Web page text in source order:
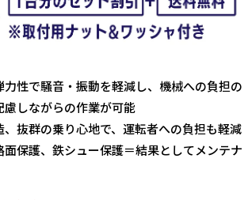
性で騒音・振動を軽減し、機械への負担の
慮しながらの作業が可能
、抜群の乗り心地で、運転者への負担も軽減
保護、鉄シュー保護＝結果としてメンテナ